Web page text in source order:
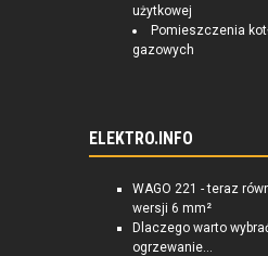
użytkowej
Pomieszczenia
gazowych
ELEKTRO.INFO
WAGO 221 - teraz
wersji 6 mm²
Dlaczego warto
ogrzewanie...